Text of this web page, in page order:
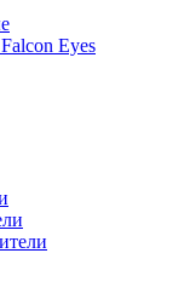
Eyes